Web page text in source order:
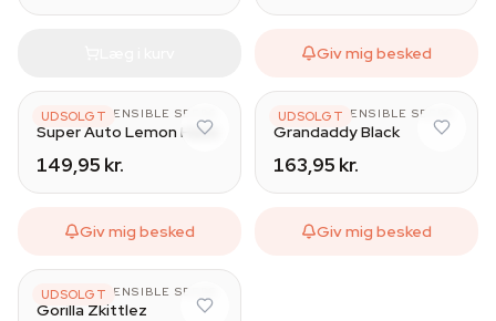
Giv mig besked
UDSOLGT
ORIGINAL SENSIBLE SEEDS
Super Auto Lemon Haze
149,95 kr.
Giv mig besked
UDSOLGT
ORIGINAL SENSIBLE SEEDS
Grandaddy Black
163,95 kr.
Giv mig besked
UDSOLGT
ORIGINAL SENSIBLE SEEDS
Gorilla Zkittlez